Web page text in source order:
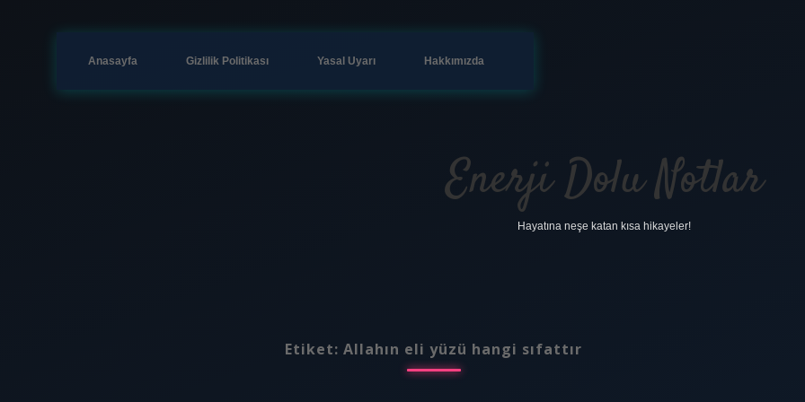
Anasayfa Gizlilik Politikası Yasal Uyarı Hakkımızda
Enerji Dolu Notlar
Hayatına neşe katan kısa hikayeler!
Etiket:Allahın eli yüzü hangi sıfattır